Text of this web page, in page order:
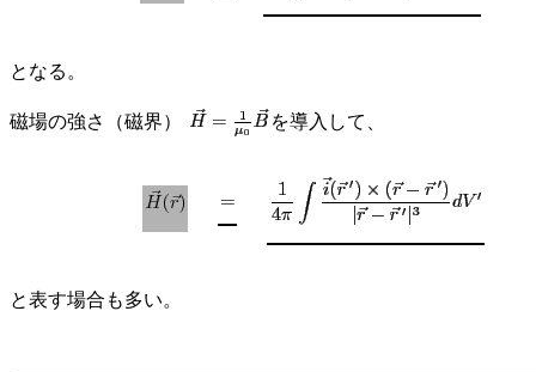
となる。
磁場の強さ（磁界） を導入して、
と表す場合も多い。